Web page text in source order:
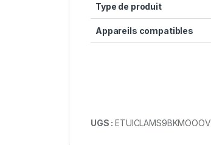
Type de produit
Appareils compatibles
UGS :ETUICLAMS9BKMOOOV